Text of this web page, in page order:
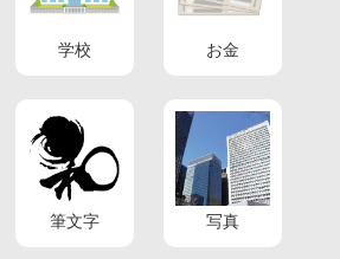
学校 お金
筆文字 写真